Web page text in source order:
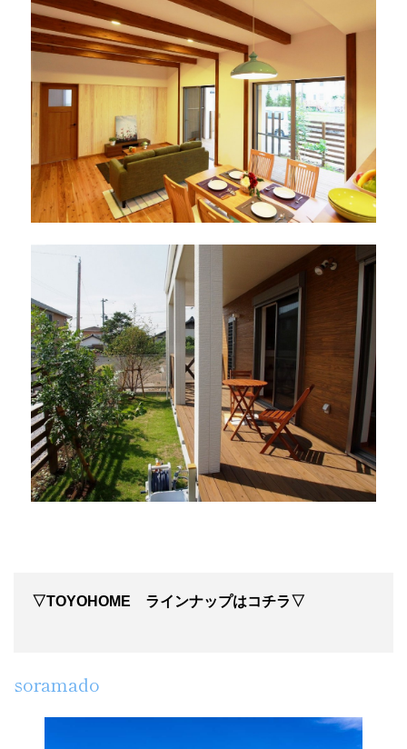
▽TOYOHOME ラインナップはコチラ▽
soramado